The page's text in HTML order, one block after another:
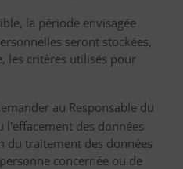
la période envisagée
seront stockées,
les critères utilisés pour
au Responsable du
des données
du traitement des données
concernée ou de